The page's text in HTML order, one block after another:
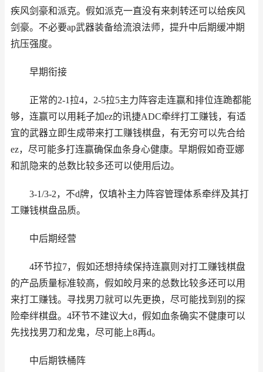
疾风剑豪和派克。假如派克一直没有来刺转还可以给疾风
剑豪。不必要ap武器装备给流浪法师，提升中后期缓冲期
抗压强度。
早期衔接
正常的2-1拉4，2-5拉5主力阵容走连赢和排位连跪都能
够，连赢可以用耗子加ez的讯捷ADC牵绊打工赚钱，有适
宜的武器立即生成带来打工赚钱棋盘，有无穷可以先合给
ez，尽可能多打连赢确保血条身心健康。早期假如奇亚娜
和凯隐来的总数比较多还可以使用后边。
3-1/3-2，不d牌，仅填补主力阵容管理体系牵绊及其打
工赚钱棋盘品质。
中后期经营
4环节拉7，假如还想持续保持连赢则对打工赚钱棋盘
的产品质量标准较高，假如皎月来的总数比较多还可以用
来打工赚钱。寻找男刀就可以先更换，尽可能找到别的探
险牵绊棋盘。4环节不建议大d，假如血条确实不健康可以
先找找男刀和龙鬼，尽可能上8再d。
中后期铁桶阵